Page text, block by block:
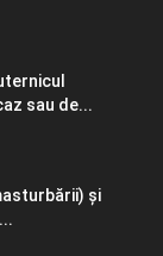
sau de...
şi